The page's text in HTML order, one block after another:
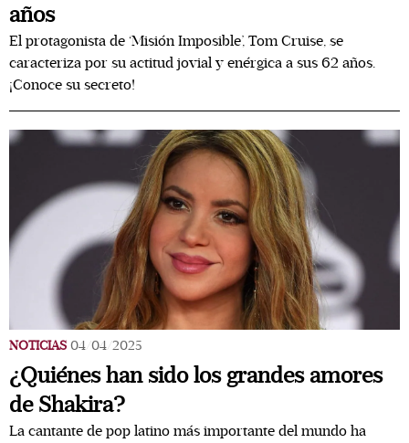
años
El protagonista de ‘Misión Imposible’, Tom Cruise, se
caracteriza por su actitud jovial y enérgica a sus 62 años.
¡Conoce su secreto!
NOTICIAS 04/04/2025
¿Quiénes han sido los grandes amores
de Shakira?
La cantante de pop latino más importante del mundo ha